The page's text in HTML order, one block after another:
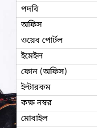
পদবি
অফিস
ওয়েব পোর্টল
ইমেইল
ফোন (অফিস)
ইন্টারকম
কক্ষ নম্বর
মোবাইল